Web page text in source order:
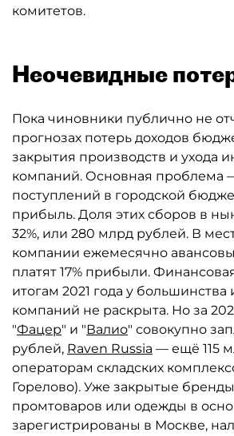
комитетов.
Неочевидные
Пока чиновники публично не
прогнозах потерь доходов
закрытия производств и ухода
компаний. Основная проблема
поступлений в городской
прибыль. Доля этих сборов в
32%, или 280 млрд рублей. В
компании ежемесячно
платят 17% прибыли.
итогам 2021 года у
компаний не раскрыта. Но за
"Фацер" и "Валио" совокупно
рублей, Raven Russia — ещё 115
операторам складских
Горелово). Уже закрытые
промтоваров или одежды в
зарегистрированы в Москве,